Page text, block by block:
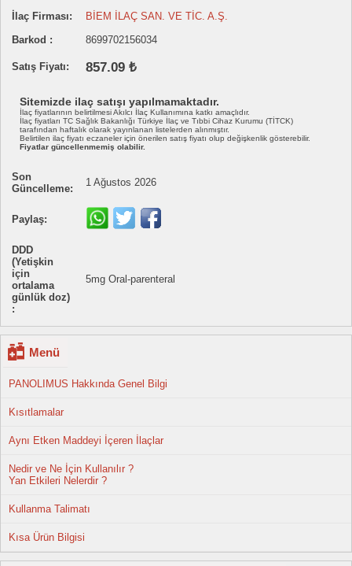
İlaç Firması:
BİEM İLAÇ SAN. VE TİC. A.Ş.
Barkod :
8699702156034
Satış Fiyatı: 857.09 ₺
Sitemizde ilaç satışı yapılmamaktadır.
İlaç fiyatlarının belirtilmesi Akılcı İlaç Kullanımına katkı amaçlıdır.
İlaç fiyatları TC Sağlık Bakanlığı Türkiye İlaç ve Tıbbi Cihaz Kurumu (TİTCK)
tarafından haftalık olarak yayınlanan listelerden alınmıştır.
Belirtilen ilaç fiyatı eczaneler için önerilen satış fiyatı olup değişkenlik gösterebilir.
Fiyatlar güncellenmemiş olabilir.
Son
Güncelleme:
1 Ağustos 2026
Paylaş:
DDD
(Yetişkin
için
ortalama
günlük doz)
:
5mg Oral-parenteral
Menü
PANOLIMUS Hakkında Genel Bilgi
Kısıtlamalar
Aynı Etken Maddeyi İçeren İlaçlar
Nedir ve Ne İçin Kullanılır ?
Yan Etkileri Nelerdir ?
Kullanma Talimatı
Kısa Ürün Bilgisi